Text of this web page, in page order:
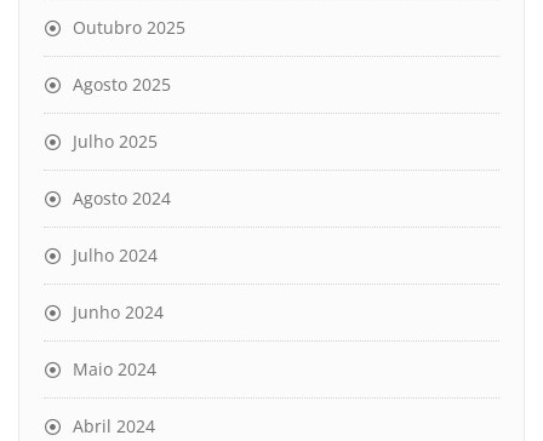
Outubro 2025
Agosto 2025
Julho 2025
Agosto 2024
Julho 2024
Junho 2024
Maio 2024
Abril 2024